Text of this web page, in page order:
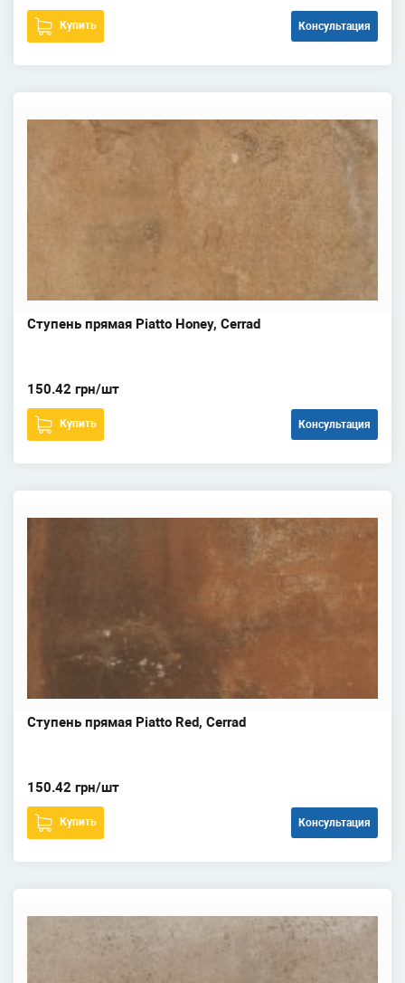
Купить Консультация
Ступень прямая Piatto Honey, Cerrad
150.42 грн/шт
Купить Консультация
Ступень прямая Piatto Red, Cerrad
150.42 грн/шт
Купить Консультация